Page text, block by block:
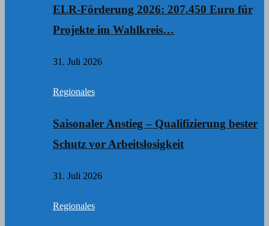
ELR-Förderung 2026: 207.450 Euro für
Projekte im Wahlkreis…
31. Juli 2026
Regionales
Saisonaler Anstieg – Qualifizierung bester
Schutz vor Arbeitslosigkeit
31. Juli 2026
Regionales